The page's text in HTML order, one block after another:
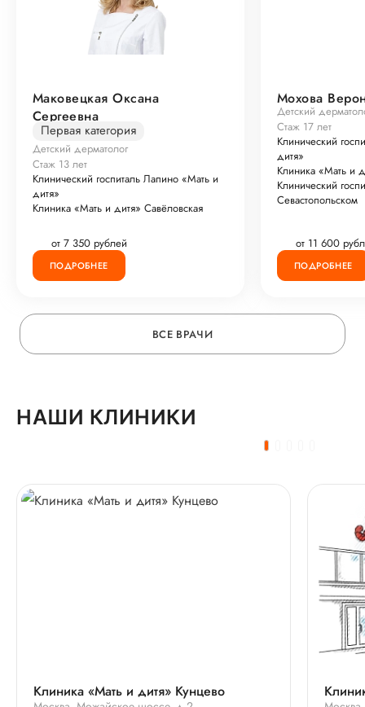
Маковецкая Оксана
Сергеевна
Первая категория
Детский дерматолог
Стаж 13 лет
Клинический госпиталь Лапино «Мать и
дитя»
Клиника «Мать и дитя» Савёловская
от 7 350 рублей
ПОДРОБНЕЕ
Мохова
Детский
Стаж 17 лет
Клинический
дитя»
Клиника «Мать и
Клинический
Севастопольском
от 11 600
ПОДРОБНЕЕ
ВСЕ ВРАЧИ
НАШИ КЛИНИКИ
Клиника «Мать и дитя» Кунцево